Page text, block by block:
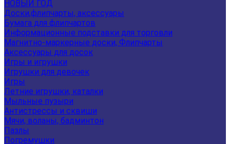
НОВЫЙ ГОД
Доски,флипчарты, аксессуары
Бумага для флипчартов
Информационные подставки для торговли
Магнитно-маркерные доски, Флипчарты
Аксессуары для досок
Игры и игрушки
Игрушки для девочек
Игры
Летние игрушки, каталки
Мыльные пузыри
Антистрессы и сквиши
Мячи, воланы, бадминтон
Пазлы
Погремушки